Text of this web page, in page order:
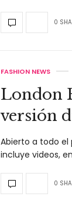
0
FASHION NEWS
London
versión
Abierto a todo
incluye videos,
0